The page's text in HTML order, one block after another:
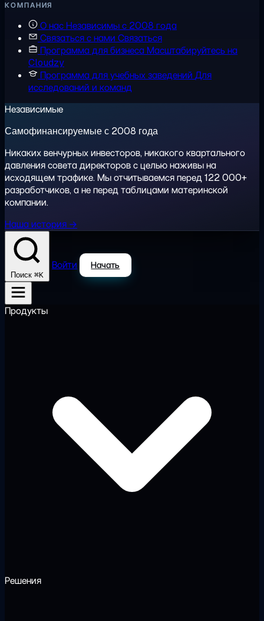
КОМПАНИЯ
О насНезависимы с 2008 года
Связаться с нами Связаться
Программа для бизнесаМасштабируйтесь на
Cloudzy
Программа для учебных заведений Для
исследований и команд
Независимые
Самофинансируемые с 2008 года
Никаких венчурных инвесторов, никакого квартального
давления совета директоров с целью наживы на
исходящем трафике. Мы отчитываемся перед 122 000+
разработчиков, а не перед таблицами материнской
компании.
Наша история →
Поиск ⌘K
Войти Начать
Продукты
Решения